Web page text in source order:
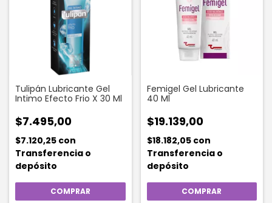
Tulipán Lubricante Gel
Intimo Efecto Frio X 30 Ml
$7.495,00
$7.120,25 con
Transferencia o
depósito
Femigel Gel Lubricante
40 Ml
$19.139,00
$18.182,05 con
Transferencia o
depósito